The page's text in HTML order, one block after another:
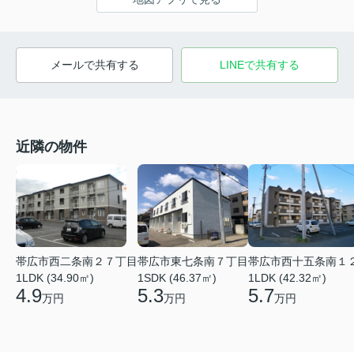
メールで共有する LINEで共有する
近隣の物件
帯広市西二条南２７丁目
1LDK (34.90㎡)
4.9万円
帯広市東七条南７丁目
1SDK (46.37㎡)
5.3万円
帯広市西十五条南１
1LDK (42.32㎡)
5.7万円